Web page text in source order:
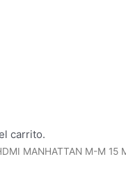
carrito.
MANHATTAN M-M 15